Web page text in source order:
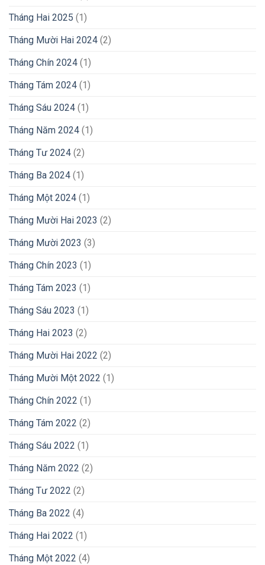
Tháng Hai 2025 (1)
Tháng Mười Hai 2024 (2)
Tháng Chín 2024 (1)
Tháng Tám 2024 (1)
Tháng Sáu 2024 (1)
Tháng Năm 2024 (1)
Tháng Tư 2024 (2)
Tháng Ba 2024 (1)
Tháng Một 2024 (1)
Tháng Mười Hai 2023 (2)
Tháng Mười 2023 (3)
Tháng Chín 2023 (1)
Tháng Tám 2023 (1)
Tháng Sáu 2023 (1)
Tháng Hai 2023 (2)
Tháng Mười Hai 2022 (2)
Tháng Mười Một 2022 (1)
Tháng Chín 2022 (1)
Tháng Tám 2022 (2)
Tháng Sáu 2022 (1)
Tháng Năm 2022 (2)
Tháng Tư 2022 (2)
Tháng Ba 2022 (4)
Tháng Hai 2022 (1)
Tháng Một 2022 (4)